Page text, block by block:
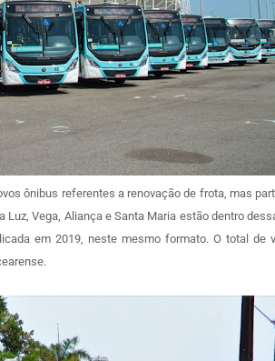
ônibus referentes a renovação de frota, mas
Luz, Vega, Aliança e Santa Maria estão dentro
em 2019, neste mesmo formato. O total de